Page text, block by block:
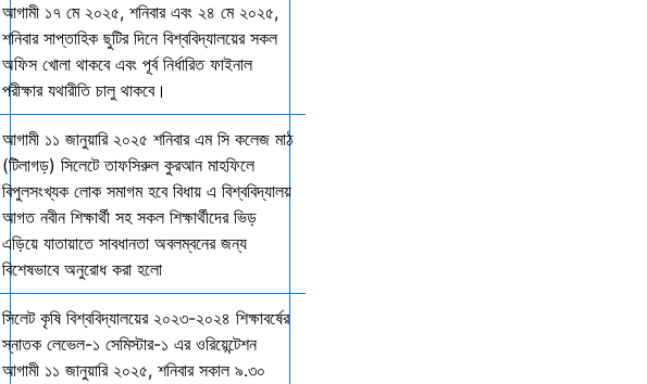
আগামী ১৭ মে ২০২৫, শনিবার এবং ২৪ মে ২০২৫,
শনিবার সাপ্তাহিক ছুটির দিনে বিশ্ববিদ্যালয়ের সকল
অফিস খোলা থাকবে এবং পূর্ব নির্ধারিত ফাইনাল
পরীক্ষার যথারীতি চালু থাকবে।
আগামী ১১ জানুয়ারি ২০২৫ শনিবার এম সি কলেজ মাঠ
(টিলাগড়) সিলেটে তাফসিরুল কুরআন মাহফিলে
বিপুলসংখ্যক লোক সমাগম হবে বিধায় এ বিশ্ববিদ্যালয়
আগত নবীন শিক্ষার্থী সহ সকল শিক্ষার্থীদের ভিড়
এড়িয়ে যাতায়াতে সাবধানতা অবলম্বনের জন্য
বিশেষভাবে অনুরোধ করা হলো
সিলেট কৃষি বিশ্ববিদ্যালয়ের ২০২৩-২০২৪ শিক্ষাবর্ষের
স্নাতক লেভেল-১ সেমিস্টার-১ এর ওরিয়েন্টেশন
আগামী ১১ জানুয়ারি ২০২৫, শনিবার সকাল ৯.৩০